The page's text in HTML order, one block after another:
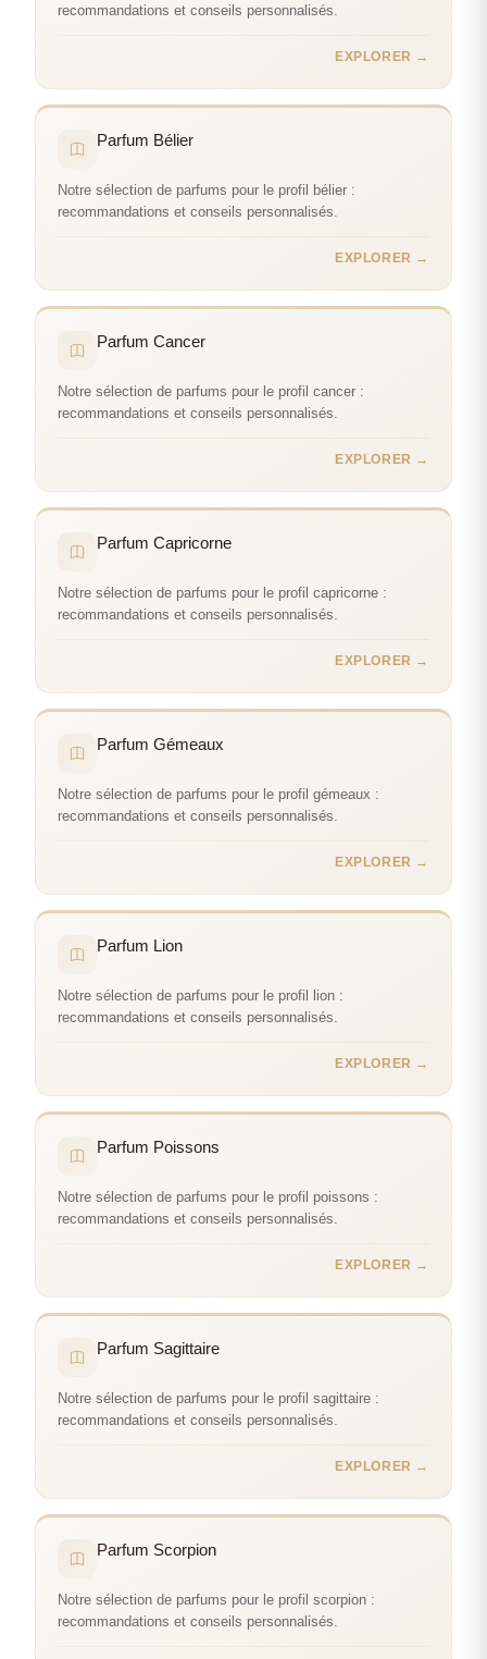
recommandations et conseils personnalisés.
EXPLORER →
Parfum Bélier
Notre sélection de parfums pour le profil bélier :
recommandations et conseils personnalisés.
EXPLORER →
Parfum Cancer
Notre sélection de parfums pour le profil cancer :
recommandations et conseils personnalisés.
EXPLORER →
Parfum Capricorne
Notre sélection de parfums pour le profil capricorne :
recommandations et conseils personnalisés.
EXPLORER →
Parfum Gémeaux
Notre sélection de parfums pour le profil gémeaux :
recommandations et conseils personnalisés.
EXPLORER →
Parfum Lion
Notre sélection de parfums pour le profil lion :
recommandations et conseils personnalisés.
EXPLORER →
Parfum Poissons
Notre sélection de parfums pour le profil poissons :
recommandations et conseils personnalisés.
EXPLORER →
Parfum Sagittaire
Notre sélection de parfums pour le profil sagittaire :
recommandations et conseils personnalisés.
EXPLORER →
Parfum Scorpion
Notre sélection de parfums pour le profil scorpion :
recommandations et conseils personnalisés.